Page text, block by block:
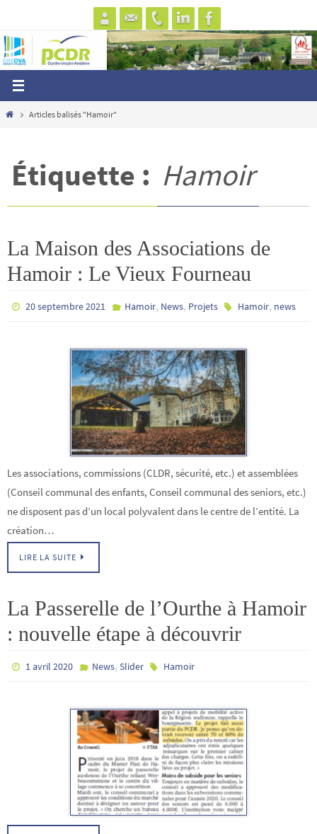
le
contenu
HomeArticles balisés "Hamoir"
Étiquette : Hamoir
La Maison des Associations de
Hamoir : Le Vieux Fourneau
20 septembre 2021 Hamoir, News, Projets Hamoir, news
Les associations, commissions (CLDR, sécurité, etc.) et assemblées
(Conseil communal des enfants, Conseil communal des seniors, etc.)
ne disposent pas d’un local polyvalent dans le centre de l’entité. La
création…
LIRE LA SUITE
La Passerelle de l’Ourthe à Hamoir
: nouvelle étape à découvrir
1 avril 2020 News, Slider Hamoir